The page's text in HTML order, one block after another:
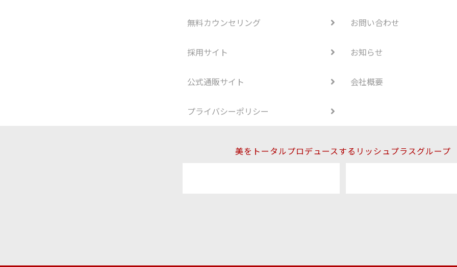
無料カウンセリング お問い合わせ
採用サイト お知らせ
公式通販サイト 会社概要
プライバシーポリシー
美をトータルプロデュースするリッシュプラスグループ